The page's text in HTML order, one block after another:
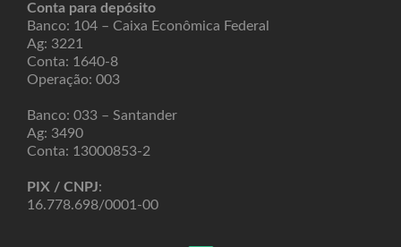
Conta para depósito
Banco: 104 – Caixa Econômica Federal
Ag: 3221
Conta: 1640-8
Operação: 003
Banco: 033 – Santander
Ag: 3490
Conta: 13000853-2
PIX / CNPJ:
16.778.698/0001-00